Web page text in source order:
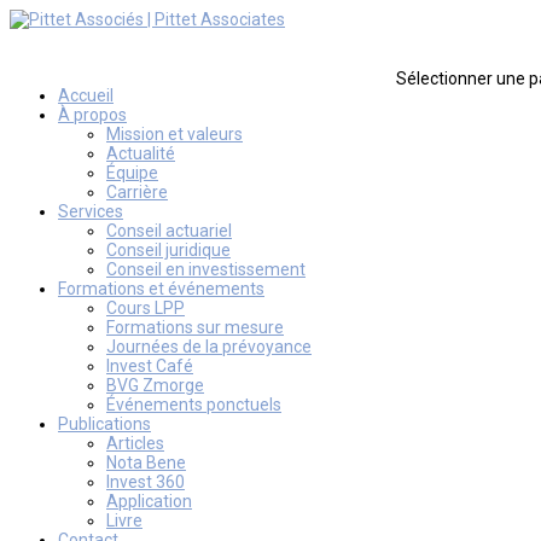
Accueil
À propos
Mission et valeurs
Actualité
Équipe
Carrière
Services
Conseil actuariel
Conseil juridique
Conseil en investissement
Formations et événements
Cours LPP
Formations sur mesure
Journées de la prévoyance
Invest Café
BVG Zmorge
Événements ponctuels
Publications
Articles
Nota Bene
Invest 360
Application
Livre
Sélectionner une